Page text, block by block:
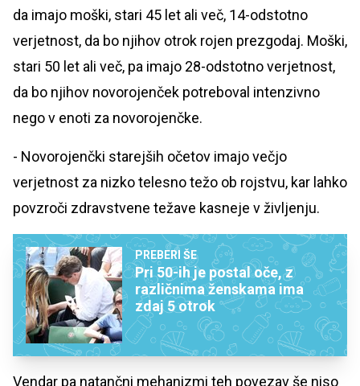
da imajo moški, stari 45 let ali več, 14-odstotno
verjetnost, da bo njihov otrok rojen prezgodaj. Moški,
stari 50 let ali več, pa imajo 28-odstotno verjetnost,
da bo njihov novorojenček potreboval intenzivno
nego v enoti za novorojenčke.
- Novorojenčki starejših očetov imajo večjo
verjetnost za nizko telesno težo ob rojstvu, kar lahko
povzroči zdravstvene težave kasneje v življenju.
PREBERI ŠE
Pri 50-ih je postal oče, z
različnima ženskama ima
zdaj 5 otrok
Vendar pa natančni mehanizmi teh povezav še niso